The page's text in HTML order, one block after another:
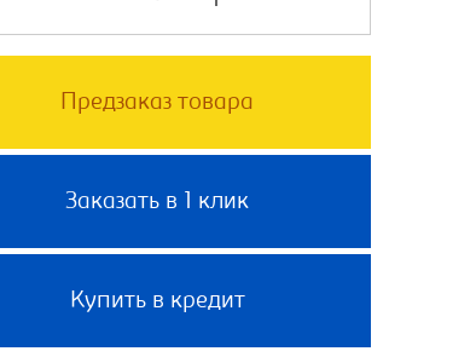
Предзаказ товара
Заказать в 1 клик
Купить в кредит